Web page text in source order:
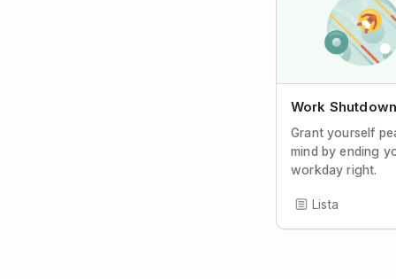
Work
Grant yourself
mind by ending
workday right.
Lista